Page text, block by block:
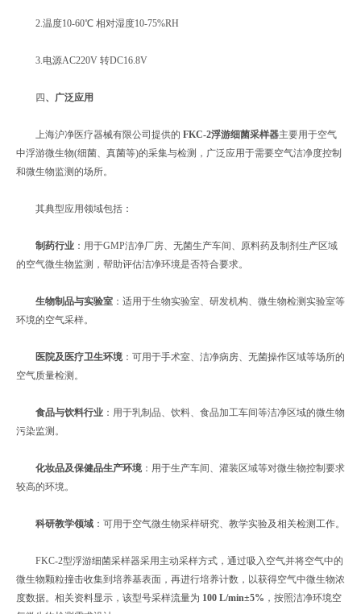
2.温度10-60℃ 相对湿度10-75%RH
3.电源AC220V 转DC16.8V
四、广泛应用
上海沪净医疗器械有限公司提供的 FKC-2浮游细菌采样器主要用于空气
中浮游微生物(细菌、真菌等)的采集与检测，广泛应用于需要空气洁净度控制
和微生物监测的场所。
其典型应用领域包括：
制药行业 ：用于GMP洁净厂房、无菌生产车间、原料药及制剂生产区域
的空气微生物监测，帮助评估洁净环境是否符合要求。
生物制品与实验室 ：适用于生物实验室、研发机构、微生物检测实验室等
环境的空气采样。
医院及医疗卫生环境 ：可用于手术室、洁净病房、无菌操作区域等场所的
空气质量检测。
食品与饮料行业 ：用于乳制品、饮料、食品加工车间等洁净区域的微生物
污染监测。
化妆品及保健品生产环境 ：用于生产车间、灌装区域等对微生物控制要求
较高的环境。
科研教学领域 ：可用于空气微生物采样研究、教学实验及相关检测工作。
FKC-2型浮游细菌采样器采用主动采样方式，通过吸入空气并将空气中的
微生物颗粒撞击收集到培养基表面，再进行培养计数，以获得空气中微生物浓
度数据。相关资料显示，该型号采样流量为 100 L/min±5% ，按照洁净环境空